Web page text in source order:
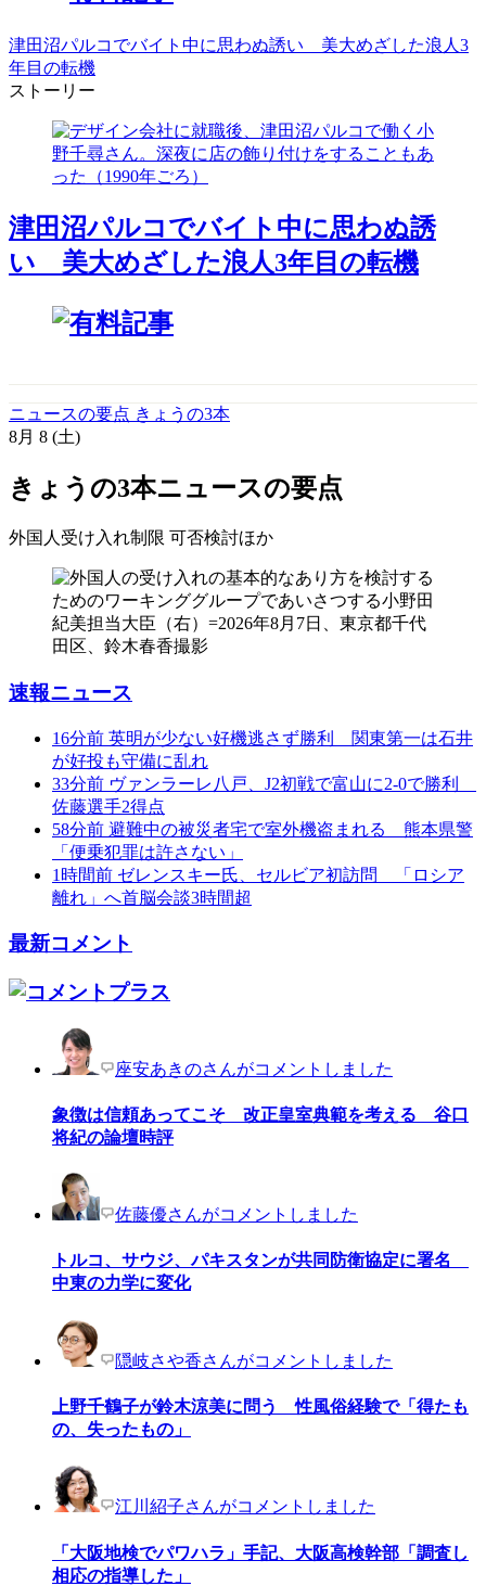
津田沼パルコでバイト中に思わぬ誘い 美大めざした浪人3
年目の転機
ストーリー
津田沼パルコでバイト中に思わぬ誘
い 美大めざした浪人3年目の転機
ニュースの要点 きょうの3本
8月 8 (土)
きょうの3本ニュースの要点
外国人受け入れ制限 可否検討ほか
速報ニュース
16分前 英明が少ない好機逃さず勝利 関東第一は石井
が好投も守備に乱れ
33分前 ヴァンラーレ八戸、J2初戦で富山に2-0で勝利
佐藤選手2得点
58分前 避難中の被災者宅で室外機盗まれる 熊本県警
「便乗犯罪は許さない」
1時間前 ゼレンスキー氏、セルビア初訪問 「ロシア
離れ」へ首脳会談3時間超
最新コメント
座安あきのさんがコメントしました
象徴は信頼あってこそ 改正皇室典範を考える 谷口
将紀の論壇時評
佐藤優さんがコメントしました
トルコ、サウジ、パキスタンが共同防衛協定に署名
中東の力学に変化
隠岐さや香さんがコメントしました
上野千鶴子が鈴木涼美に問う 性風俗経験で「得たも
の、失ったもの」
江川紹子さんがコメントしました
「大阪地検でパワハラ」手記、大阪高検幹部「調査し
相応の指導した」